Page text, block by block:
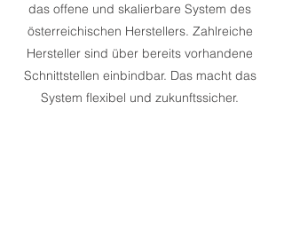
das offene und skalierbare System des
österreichischen Herstellers. Zahlreiche
Hersteller sind über bereits vorhandene
Schnittstellen einbindbar. Das macht das
System flexibel und zukunftssicher.